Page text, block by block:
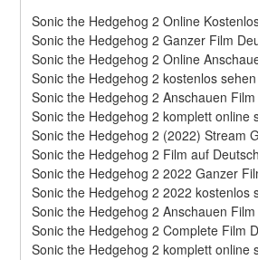
Sonic the Hedgehog 2 Online
Sonic the Hedgehog 2 Ganzer Film
Sonic the Hedgehog 2 Online
Sonic the Hedgehog 2 kostenlos sehen
Sonic the Hedgehog 2 Anschauen Film
Sonic the Hedgehog 2 komplett online
Sonic the Hedgehog 2 (2022) Stream
Sonic the Hedgehog 2 Film auf Deutsch
Sonic the Hedgehog 2 2022 Ganzer
Sonic the Hedgehog 2 2022 kostenlos
Sonic the Hedgehog 2 Anschauen Film
Sonic the Hedgehog 2 Complete Film
Sonic the Hedgehog 2 komplett online